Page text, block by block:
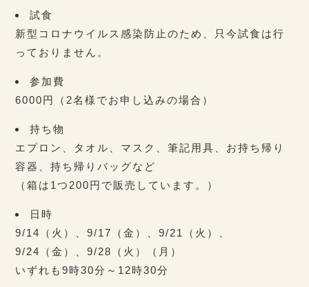
試食
新型コロナウイルス感染防止のため、只今試食は行
っておりません。
参加費
6000円（2名様でお申し込みの場合）
持ち物
エプロン、タオル、マスク、筆記用具、お持ち帰り
容器、持ち帰りバッグなど
（箱は1つ200円で販売しています。）
日時
9/14（火）、9/17（金）、9/21（火）、
9/24（金）、9/28（火）（月）
いずれも9時30分～12時30分